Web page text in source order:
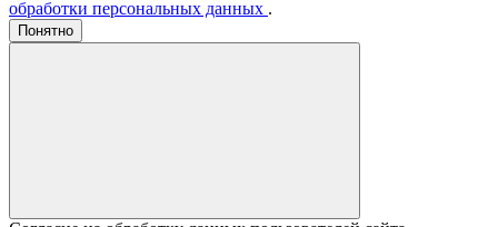
обработки персональных данных .
Понятно